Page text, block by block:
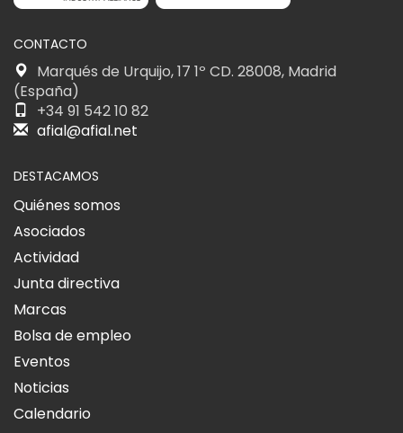
CONTACTO
Marqués de Urquijo, 17 1º CD. 28008, Madrid
(España)
+34 91 542 10 82
afial@afial.net
DESTACAMOS
Quiénes somos
Asociados
Actividad
Junta directiva
Marcas
Bolsa de empleo
Eventos
Noticias
Calendario